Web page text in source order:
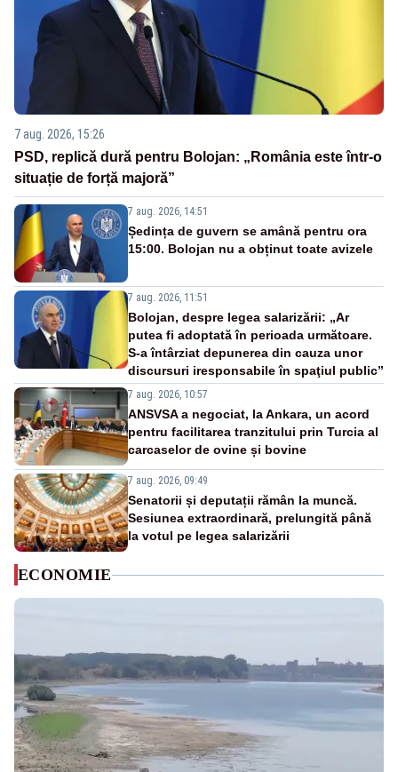
7 aug. 2026, 15:26
PSD, replică dură pentru Bolojan: „România este într-o
situație de forță majoră”
7 aug. 2026, 14:51
Ședința de guvern se amână pentru ora
15:00. Bolojan nu a obținut toate avizele
7 aug. 2026, 11:51
Bolojan, despre legea salarizării: „Ar
putea fi adoptată în perioada următoare.
S-a întârziat depunerea din cauza unor
discursuri iresponsabile în spaţiul public”
7 aug. 2026, 10:57
ANSVSA a negociat, la Ankara, un acord
pentru facilitarea tranzitului prin Turcia al
carcaselor de ovine și bovine
7 aug. 2026, 09:49
Senatorii și deputații rămân la muncă.
Sesiunea extraordinară, prelungită până
la votul pe legea salarizării
ECONOMIE